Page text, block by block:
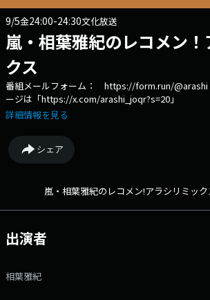
9/5金24:00-24:30文化放送
嵐・相葉雅紀のレコメン！
クス
番組メールフォーム： https://form.run/
ージは「https://x.com/arashi_joqr?s=20」
ソナリティーを務める全国ネット番組。 嵐の活動
紀のレコメン！アラシリミックス」で決まり
Twitter）アカウントは「@joqrpr」 文化放送公
ュタグは「#文化放送」 文化放送公式facebook
「@joqr_916」
詳細情報を見る
シェア
嵐・相葉雅紀のレコメン!アラシリミック
出演者
相葉雅紀